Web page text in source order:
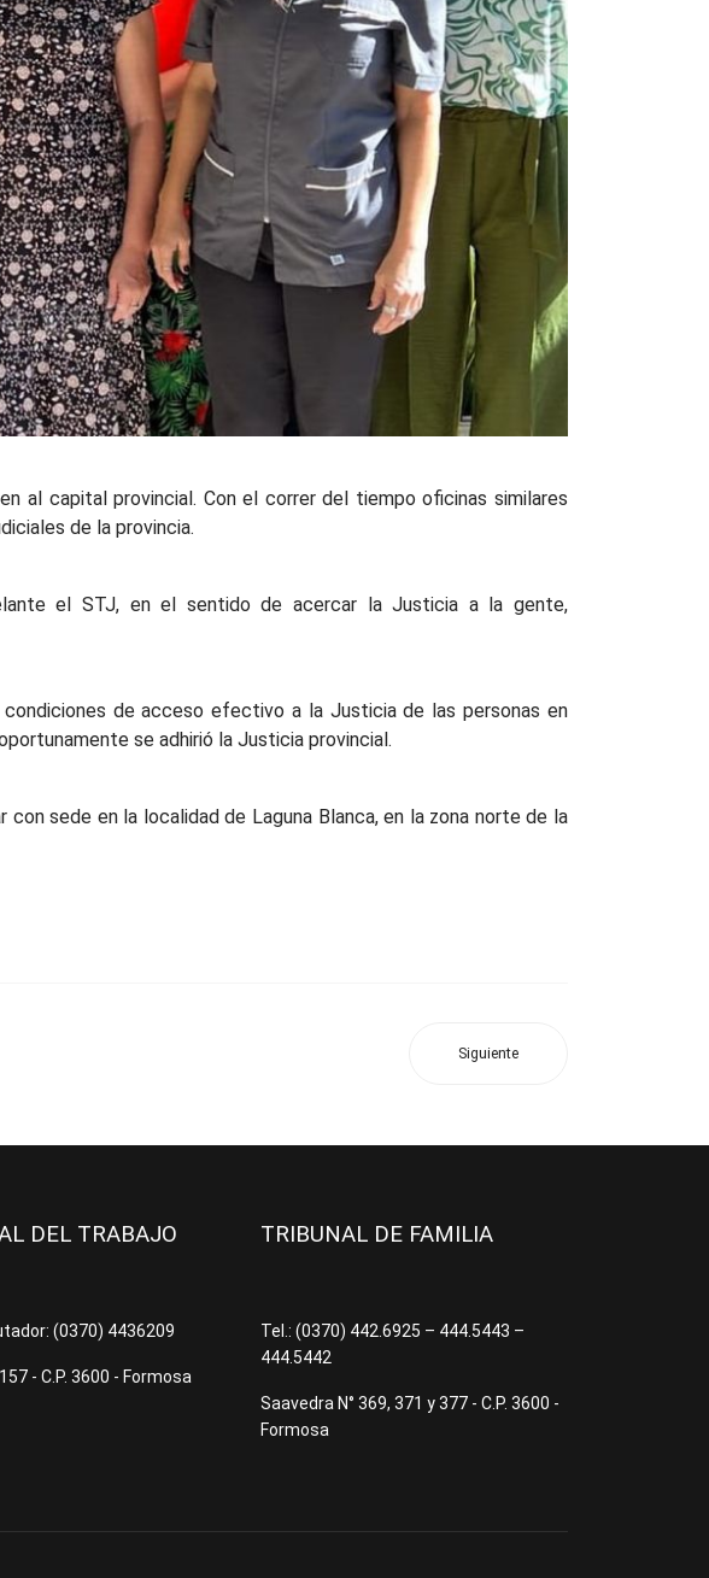
al capital provincial. Con el correr del tiempo oficinas similares
de la provincia.
el STJ, en el sentido de acercar la Justicia a la gente,
de acceso efectivo a la Justicia de las personas en
se adhirió la Justicia provincial.
sede en la localidad de Laguna Blanca, en la zona norte de la
Siguiente
DEL TRABAJO
(0370) 4436209
- C.P. 3600 - Formosa
TRIBUNAL DE FAMILIA
Tel.: (0370) 442.6925 – 444.5443 –
444.5442
Saavedra N° 369, 371 y 377 - C.P. 3600 -
Formosa